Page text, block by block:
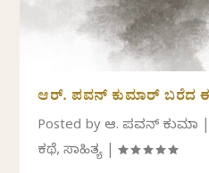
ಆರ್. ಪವನ್‌ ಕುಮಾರ್ ಬರೆದ ಈ
Posted byಆರ್. ಪವನ್‌ ಕುಮಾರ್‌
ಕಥೆ,ಸಾಹಿತ್ಯ |